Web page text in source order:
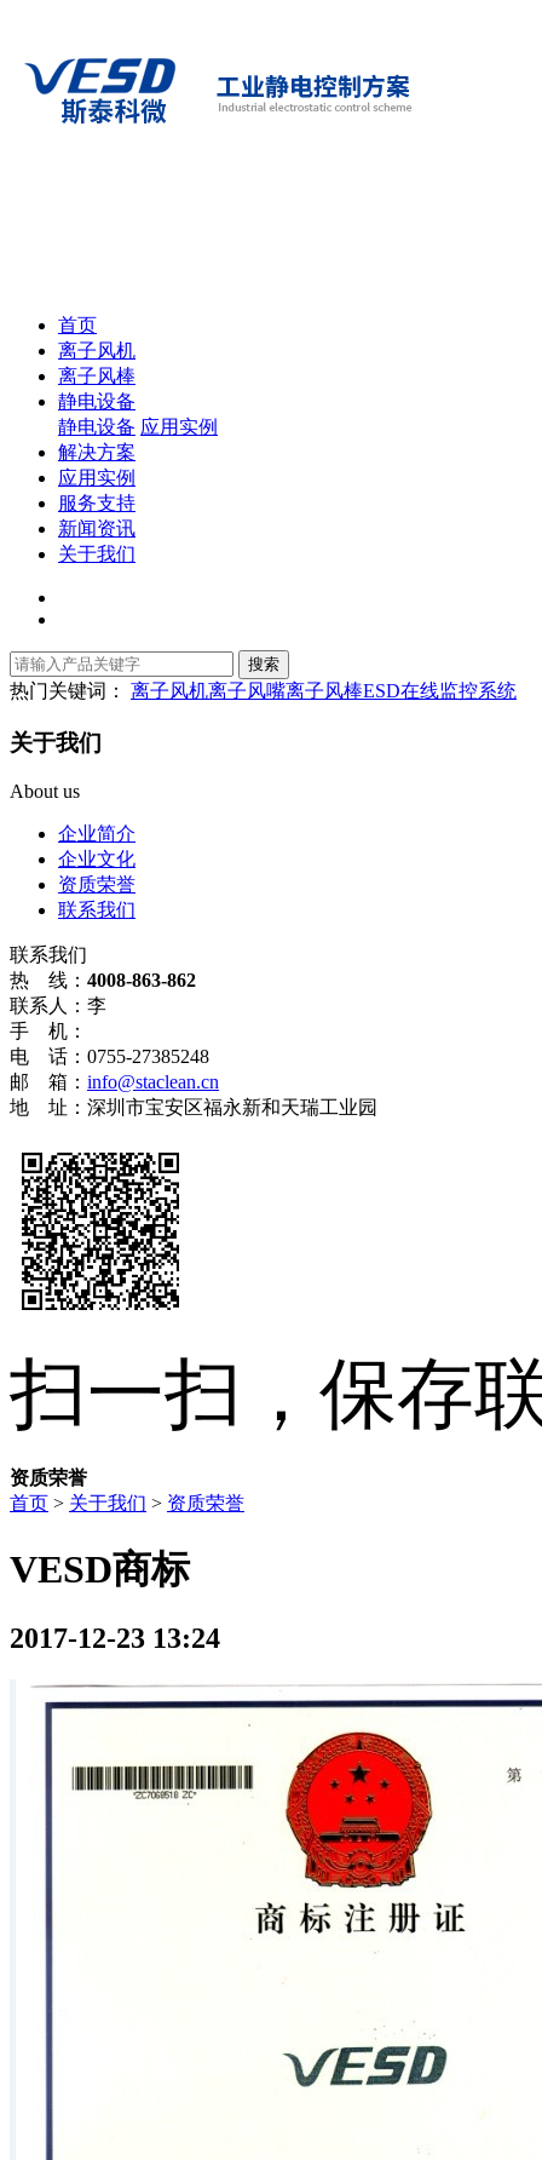
首页
离子风机
离子风棒
静电设备
静电设备 应用实例
解决方案
应用实例
服务支持
新闻资讯
关于我们
热门关键词： 离子风机离子风嘴离子风棒ESD在线监控系统
关于我们
About us
企业简介
企业文化
资质荣誉
联系我们
联系我们
热 线： 4008-863-862
联系人：李
手 机：
电 话：0755-27385248
邮 箱： info@staclean.cn
地 址：深圳市宝安区福永新和天瑞工业园
扫一扫，保存
资质荣誉
首页 > 关于我们 > 资质荣誉
VESD商标
2017-12-23 13:24